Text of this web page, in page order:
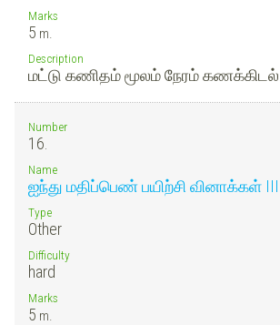
Marks
5 m.
Description
மட்டு கணிதம் மூலம் நேரம் கணக்கிடல்.
Number
16.
Name
ஐந்து மதிப்பெண் பயிற்சி வினாக்கள் III
Type
Other
Difficulty
hard
Marks
5 m.